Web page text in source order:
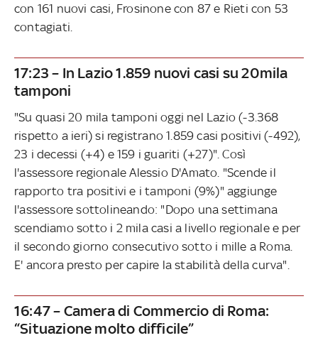
con 161 nuovi casi, Frosinone con 87 e Rieti con 53
contagiati.
17:23 – In Lazio 1.859 nuovi casi su 20mila
tamponi
"Su quasi 20 mila tamponi oggi nel Lazio (-3.368
rispetto a ieri) si registrano 1.859 casi positivi (-492),
23 i decessi (+4) e 159 i guariti (+27)". Così
l'assessore regionale Alessio D'Amato. "Scende il
rapporto tra positivi e i tamponi (9%)" aggiunge
l'assessore sottolineando: "Dopo una settimana
scendiamo sotto i 2 mila casi a livello regionale e per
il secondo giorno consecutivo sotto i mille a Roma.
E' ancora presto per capire la stabilità della curva".
16:47 – Camera di Commercio di Roma:
“Situazione molto difficile”